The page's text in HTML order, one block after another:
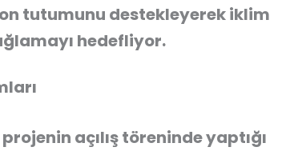
tutumunu destekleyerek iklim
hedefliyor.
açılış töreninde yaptığı